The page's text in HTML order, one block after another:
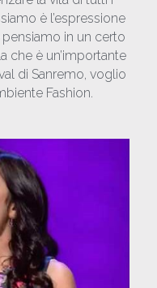
è l’espressione
in un certo
che è un’importante
di Sanremo, voglio
Fashion.